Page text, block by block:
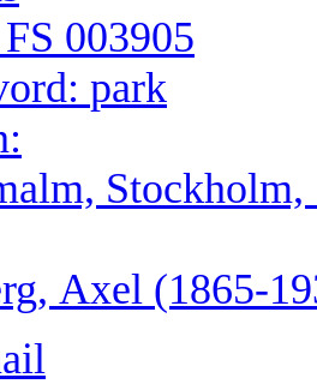
FS 003905
park
Stockholm,
Axel (1865-